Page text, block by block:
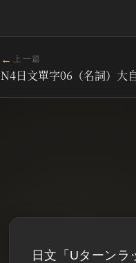
← 上一篇
N4日文單字06（名詞）大
日文「Uターンラ